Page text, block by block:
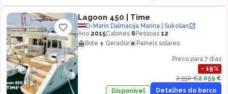
Lagoon 450 | Time
D-Marin Dalmacija Marina | Sukošan
Ano 2015Cabines 6 Pessoas 12
Bote
Gerador Paineis solares
Preco para 7 dias
− 19%
2.550 €2.059 €
Disponivel
Detalhes do barco